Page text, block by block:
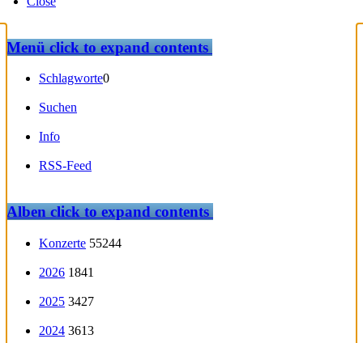
Menüclick to expand contents
Schlagworte0
Suchen
Info
RSS-Feed
Albenclick to expand contents
Konzerte 55244
2026 1841
2025 3427
2024 3613